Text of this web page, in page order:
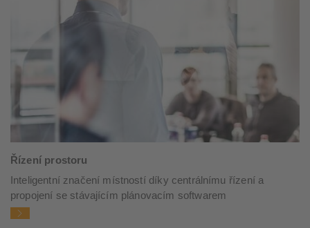
Řízení prostoru
Inteligentní značení místností díky centrálnímu řízení a
propojení se stávajícím plánovacím softwarem